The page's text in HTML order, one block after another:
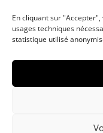
En cliquant sur
usages techniques
statistique utilisé